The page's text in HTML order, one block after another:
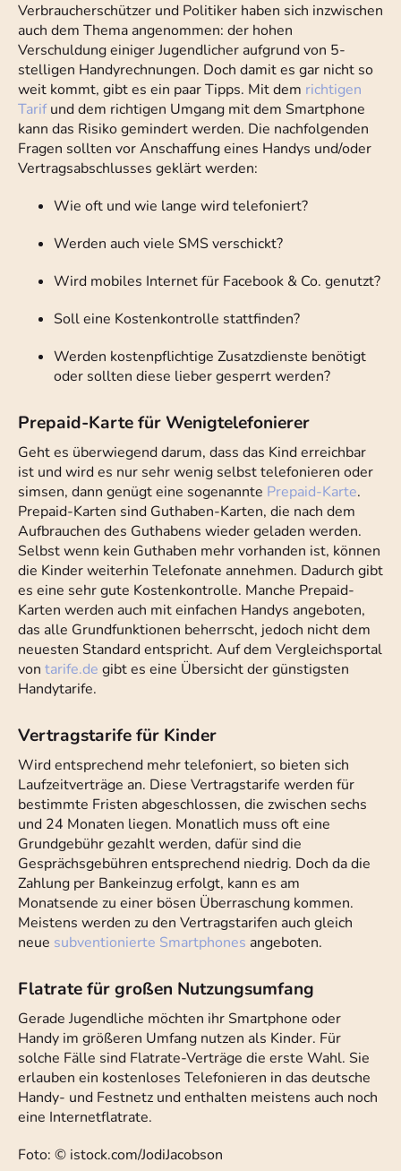
Verbraucherschützer und Politiker haben sich inzwischen
auch dem Thema angenommen: der hohen
Verschuldung einiger Jugendlicher aufgrund von 5-
stelligen Handyrechnungen. Doch damit es gar nicht so
weit kommt, gibt es ein paar Tipps. Mit dem richtigen
Tarifund dem richtigen Umgang mit dem Smartphone
kann das Risiko gemindert werden. Die nachfolgenden
Fragen sollten vor Anschaffung eines Handys und/oder
Vertragsabschlusses geklärt werden:
Wie oft und wie lange wird telefoniert?
Werden auch viele SMS verschickt?
Wird mobiles Internet für Facebook & Co. genutzt?
Soll eine Kostenkontrolle stattfinden?
Werden kostenpflichtige Zusatzdienste benötigt
oder sollten diese lieber gesperrt werden?
Prepaid-Karte für Wenigtelefonierer
Geht es überwiegend darum, dass das Kind erreichbar
ist und wird es nur sehr wenig selbst telefonieren oder
simsen, dann genügt eine sogenannte Prepaid-Karte.
Prepaid-Karten sind Guthaben-Karten, die nach dem
Aufbrauchen des Guthabens wieder geladen werden.
Selbst wenn kein Guthaben mehr vorhanden ist, können
die Kinder weiterhin Telefonate annehmen. Dadurch gibt
es eine sehr gute Kostenkontrolle. Manche Prepaid-
Karten werden auch mit einfachen Handys angeboten,
das alle Grundfunktionen beherrscht, jedoch nicht dem
neuesten Standard entspricht. Auf dem Vergleichsportal
von tarife.de gibt es eine Übersicht der günstigsten
Handytarife.
Vertragstarife für Kinder
Wird entsprechend mehr telefoniert, so bieten sich
Laufzeitverträge an. Diese Vertragstarife werden für
bestimmte Fristen abgeschlossen, die zwischen sechs
und 24 Monaten liegen. Monatlich muss oft eine
Grundgebühr gezahlt werden, dafür sind die
Gesprächsgebühren entsprechend niedrig. Doch da die
Zahlung per Bankeinzug erfolgt, kann es am
Monatsende zu einer bösen Überraschung kommen.
Meistens werden zu den Vertragstarifen auch gleich
neue subventionierte Smartphones angeboten.
Flatrate für großen Nutzungsumfang
Gerade Jugendliche möchten ihr Smartphone oder
Handy im größeren Umfang nutzen als Kinder. Für
solche Fälle sind Flatrate-Verträge die erste Wahl. Sie
erlauben ein kostenloses Telefonieren in das deutsche
Handy- und Festnetz und enthalten meistens auch noch
eine Internetflatrate.
Foto: © istock.com/JodiJacobson